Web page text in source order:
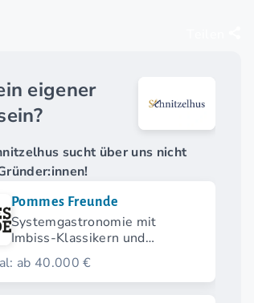
eigener
sucht über uns nicht
Pommes Freunde
Systemgastronomie mit
Imbiss-Klassikern und
modernen Streetfood-
Highlights.
ab 40.000 €